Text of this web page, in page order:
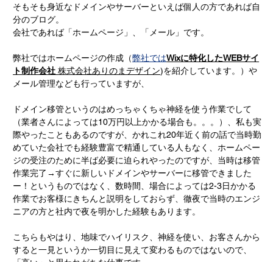
そもそも身近なドメインやサーバーといえば個人の方であれば自
分のブログ。
会社であれば「ホームページ」、「メール」です。
弊社ではホームページの作成（弊社ではWixに特化したWEBサイ
ト制作会社 株式会社ありのまデザイン)を紹介しています。）や
メール管理なども行っていますが、
ドメイン移管というのはめっちゃくちゃ神経を使う作業でして
（業者さんによっては10万円以上かかる場合も。。。）、私も実
際やったこともあるのですが、かれこれ20年近く前の話で当時勤
めていた会社でも経験豊富で精通している人もなく、ホームペー
ジの受注のために半ば必要に迫られやったのですが、当時は移管
作業完了→すぐに新しいドメインやサーバーに移管できました
ー！というものではなく、数時間、場合によっては2-3日かかる
作業でお客様にきちんと説明をしておらず、徹夜で当時のエンジ
ニアの方と社内で夜を明かした経験もあります。
こちらもやはり、地味でハイリスク、神経を使い、お客さんから
すると一見というか一切目に見えて変わるものではないので、